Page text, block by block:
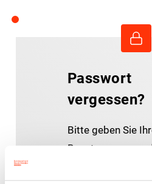
Passwort
vergessen?
Bitte geben Sie
Benutzernamen